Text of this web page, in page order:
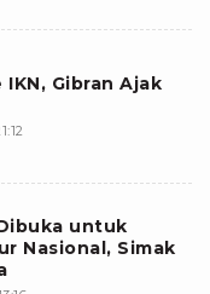
Gibran Ajak
untuk
Nasional, Simak